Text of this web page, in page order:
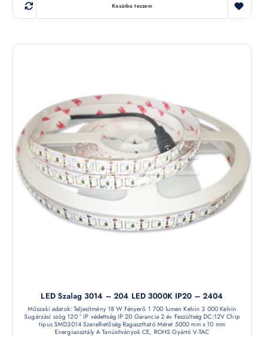
Kosárba teszem
LED Szalag 3014 – 204 LED 3000K IP20 – 2404
Műszaki adatok: Teljesítmény 18 W Fényerő 1 700 lumen Kelvin 3 000 Kelvin
Sugárzási szög 120 ° IP védettség IP 20 Garancia 2 év Feszültség DC:12V Chip
típus SMD3014 Szerelhetőség Ragasztható Méret 5000 mm x 10 mm
Energiaosztály A Tanúsítványok CE, ROHS Gyártó V-TAC